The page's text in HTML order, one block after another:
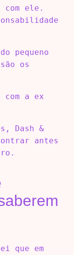
ele.
pequeno
os
com a ex
Dash &
antes
que em